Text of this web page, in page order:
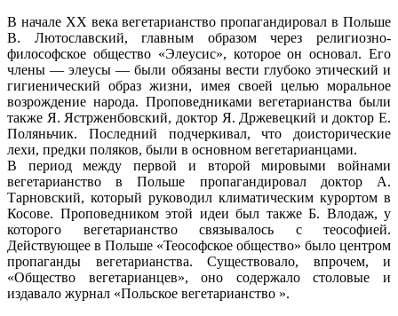
В начале XX века вегетарианство пропагандировал в Польше
В. Лютославский, главным образом через религиозно-
философское общество «Элеусис», которое он основал. Его
члены — элеусы — были обязаны вести глубоко этический и
гигиенический образ жизни, имея своей целью моральное
возрождение народа. Проповедниками вегетарианства были
также Я. Ястрженбовский, доктор Я. Држевецкий и доктор Е.
Поляньчик. Последний подчеркивал, что доисторические
лехи, предки поляков, были в основном вегетарианцами.
В период между первой и второй мировыми войнами
вегетарианство в Польше пропагандировал доктор А.
Тарновский, который руководил климатическим курортом в
Косове. Проповедником этой идеи был также Б. Влодаж, у
которого вегетарианство связывалось с теософией.
Действующее в Польше «Теософское общество» было центром
пропаганды вегетарианства. Существовало, впрочем, и
«Общество вегетарианцев», оно содержало столовые и
издавало журнал «Польское вегетарианство ».